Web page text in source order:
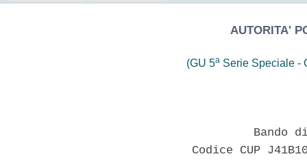
AUTORITA'
(GU 5a Serie Speciale -
Bando
Codice CUP